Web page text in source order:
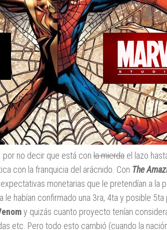
por no decir que está con la mierda el lazo
con la franquicia del arácnido. Con The
monetarias que le pretendían a la
le habían confirmado una 3ra, 4ta y posible
y quizás cuanto proyecto tenían
etc. Pero todo esto cambió (cuando la